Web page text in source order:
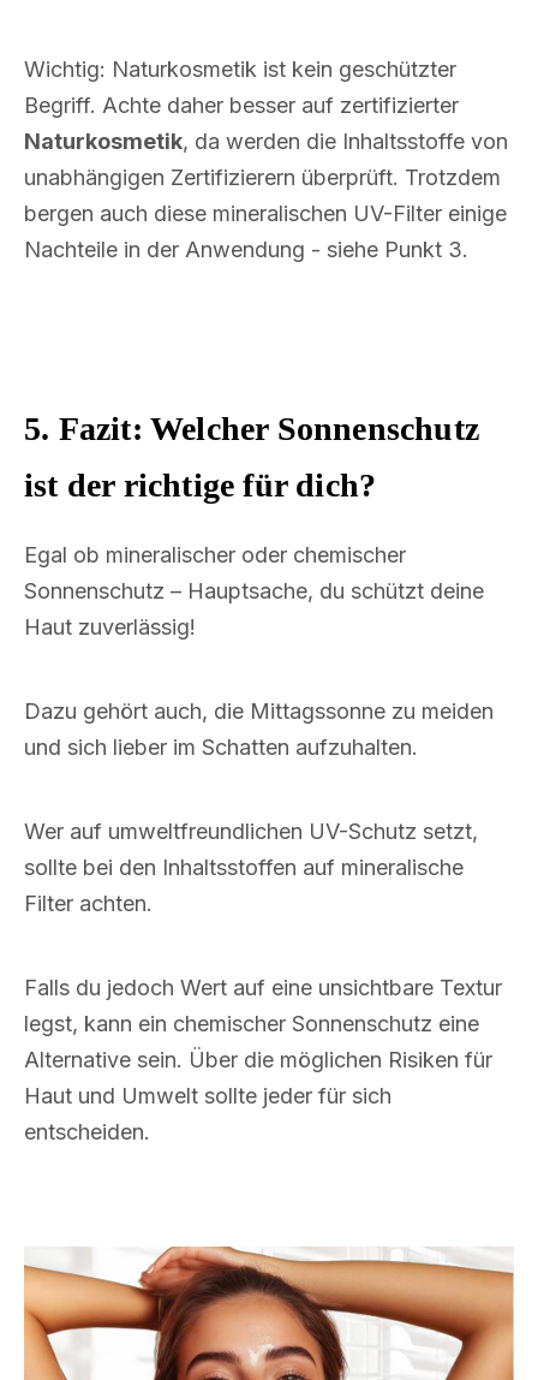
Wichtig: Naturkosmetik ist kein geschützter
Begriff. Achte daher besser auf zertifizierter
Naturkosmetik, da werden die Inhaltsstoffe von
unabhängigen Zertifizierern überprüft. Trotzdem
bergen auch diese mineralischen UV-Filter einige
Nachteile in der Anwendung - siehe Punkt 3.
5. Fazit: Welcher Sonnenschutz
ist der richtige für dich?
Egal ob mineralischer oder chemischer
Sonnenschutz – Hauptsache, du schützt deine
Haut zuverlässig!
Dazu gehört auch, die Mittagssonne zu meiden
und sich lieber im Schatten aufzuhalten.
Wer auf umweltfreundlichen UV-Schutz setzt,
sollte bei den Inhaltsstoffen auf mineralische
Filter achten.
Falls du jedoch Wert auf eine unsichtbare Textur
legst, kann ein chemischer Sonnenschutz eine
Alternative sein. Über die möglichen Risiken für
Haut und Umwelt sollte jeder für sich
entscheiden.